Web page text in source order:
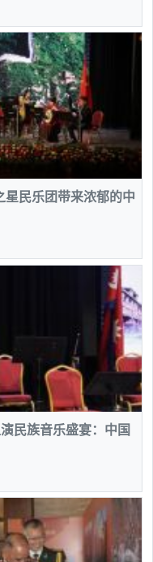
民乐团带来浓郁的中
民族音乐盛宴：中国